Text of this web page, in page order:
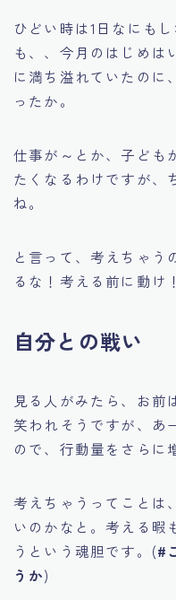
ひどい時は1日なにも
も、、今月のはじめは
に満ち溢れていたのに
ったか。
仕事が～とか、子ども
たくなるわけですが、
ね。
と言って、考えちゃう
るな！考える前に動け！
自分との戦い
見る人がみたら、お前
笑われそうですが、あ
ので、行動量をさらに
考えちゃうってことは
いのかなと。考える暇
うという魂胆です。(#
うか)